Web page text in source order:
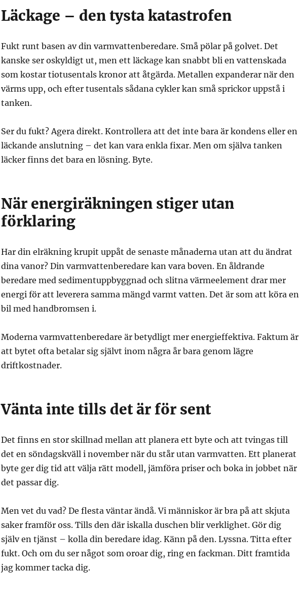
Läckage – den tysta katastrofen
Fukt runt basen av din varmvattenberedare. Små pölar på golvet. Det
kanske ser oskyldigt ut, men ett läckage kan snabbt bli en vattenskada
som kostar tiotusentals kronor att åtgärda. Metallen expanderar när den
värms upp, och efter tusentals sådana cykler kan små sprickor uppstå i
tanken.
Ser du fukt? Agera direkt. Kontrollera att det inte bara är kondens eller en
läckande anslutning – det kan vara enkla fixar. Men om själva tanken
läcker finns det bara en lösning. Byte.
När energiräkningen stiger utan
förklaring
Har din elräkning krupit uppåt de senaste månaderna utan att du ändrat
dina vanor? Din varmvattenberedare kan vara boven. En åldrande
beredare med sedimentuppbyggnad och slitna värmeelement drar mer
energi för att leverera samma mängd varmt vatten. Det är som att köra en
bil med handbromsen i.
Moderna varmvattenberedare är betydligt mer energieffektiva. Faktum är
att bytet ofta betalar sig självt inom några år bara genom lägre
driftkostnader.
Vänta inte tills det är för sent
Det finns en stor skillnad mellan att planera ett byte och att tvingas till
det en söndagskväll i november när du står utan varmvatten. Ett planerat
byte ger dig tid att välja rätt modell, jämföra priser och boka in jobbet när
det passar dig.
Men vet du vad? De flesta väntar ändå. Vi människor är bra på att skjuta
saker framför oss. Tills den där iskalla duschen blir verklighet. Gör dig
själv en tjänst – kolla din beredare idag. Känn på den. Lyssna. Titta efter
fukt. Och om du ser något som oroar dig, ring en fackman. Ditt framtida
jag kommer tacka dig.